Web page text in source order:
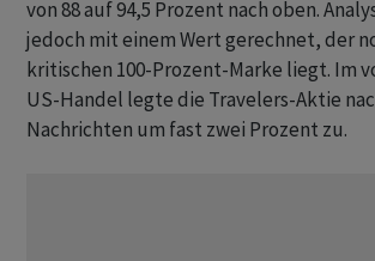
von 88 auf 94,5 Prozent nach oben.
jedoch mit einem Wert gerechnet, der
kritischen 100-Prozent-Marke liegt. Im
US-Handel legte die Travelers-Aktie
Nachrichten um fast zwei Prozent zu.